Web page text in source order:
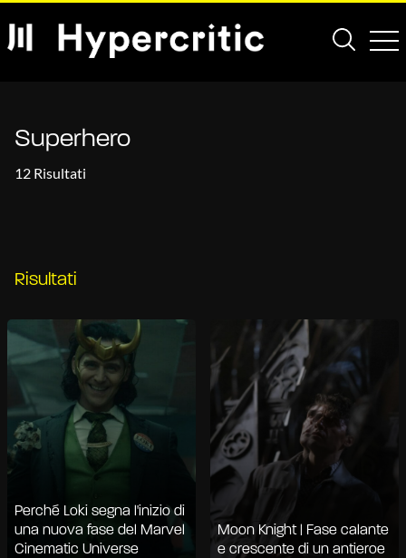
Superhero
12 Risultati
Risultati
Perché Loki segna l'inizio di
una nuova fase del Marvel
Cinematic Universe
Moon Knight | Fase calante
e crescente di un antieroe